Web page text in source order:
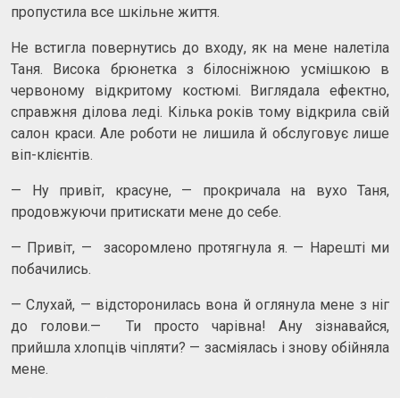
пропустила все шкільне життя.
Не встигла повернутись до входу, як на мене налетіла
Таня. Висока брюнетка з білосніжною усмішкою в
червоному відкритому костюмі. Виглядала ефектно,
справжня ділова леді. Кілька років тому відкрила свій
салон краси. Але роботи не лишила й обслуговує лише
віп-клієнтів.
— Ну привіт, красуне, — прокричала на вухо Таня,
продовжуючи притискати мене до себе.
— Привіт, — засоромлено протягнула я. — Нарешті ми
побачились.
— Слухай, — відсторонилась вона й оглянула мене з ніг
до голови.— Ти просто чарівна! Ану зізнавайся,
прийшла хлопців чіпляти? — засміялась і знову обійняла
мене.